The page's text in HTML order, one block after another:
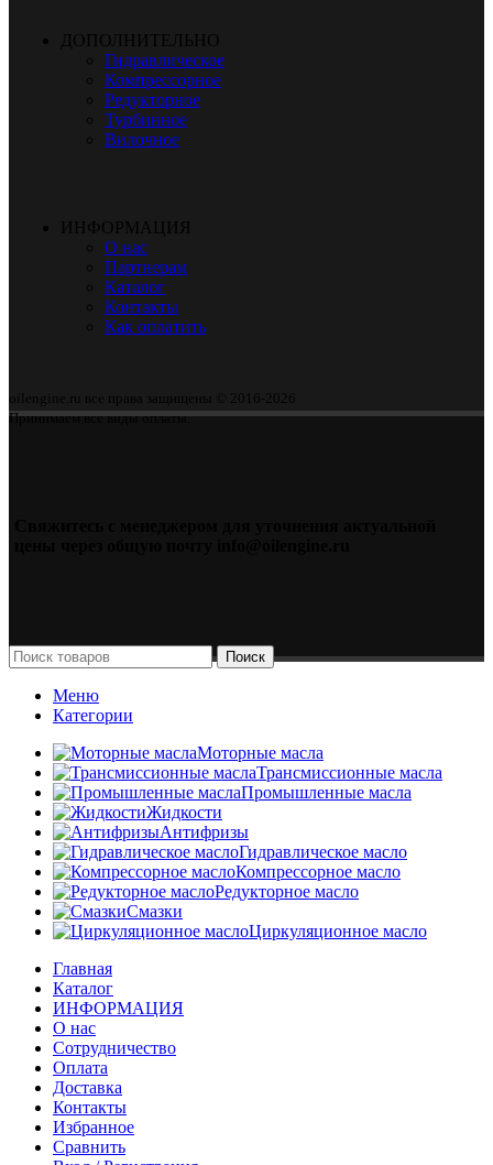
ДОПОЛНИТЕЛЬНО
Гидравлическое
Компрессорное
Редукторное
Турбинное
Вилочное
ИНФОРМАЦИЯ
О нас
Партнерам
Каталог
Контакты
Как оплатить
oilengine.ru все права защищены © 2016-2026
Принимаем все виды оплаты.
Поиск
Меню
Категории
Моторные масла
Трансмиссионные масла
Промышленные масла
Жидкости
Антифризы
Гидравлическое масло
Компрессорное масло
Редукторное масло
Смазки
Циркуляционное масло
Главная
Каталог
ИНФОРМАЦИЯ
О нас
Сотрудничество
Оплата
Доставка
Контакты
Избранное
Сравнить